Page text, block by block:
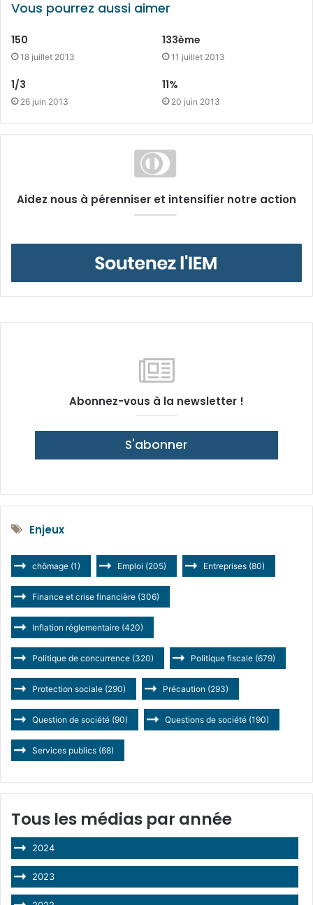
Vous pourrez aussi aimer
150
18 juillet 2013
133ème
11 juillet 2013
1/3
26 juin 2013
11%
20 juin 2013
Aidez nous à pérenniser et intensifier notre action
Abonnez-vous à la newsletter !
S'abonner
Enjeux
chômage (1) Emploi (205) Entreprises (80)
Finance et crise financière (306)
Inflation réglementaire (420)
Politique de concurrence (320) Politique fiscale (679)
Protection sociale (290) Précaution (293)
Question de société (90) Questions de société (190)
Services publics (68)
Tous les médias par année
2024
2023